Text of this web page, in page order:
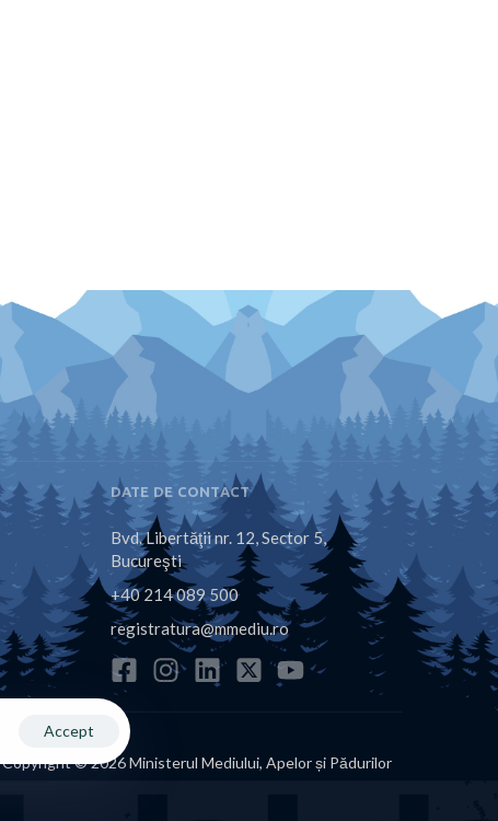
DATE DE CONTACT
Bvd. Libertăţii nr. 12, Sector 5,
Bucureşti
+40 214 089 500
registratura@mmediu.ro
Copyright © 2026 Ministerul Mediului, Apelor și Pădurilor
Accept